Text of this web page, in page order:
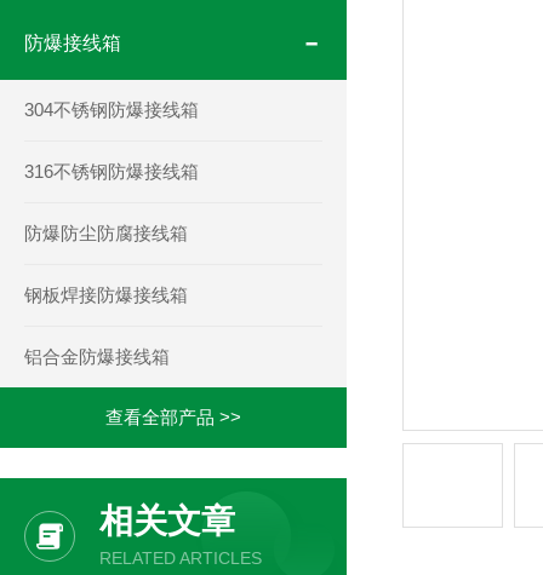
防爆接线箱
304不锈钢防爆接线箱
316不锈钢防爆接线箱
防爆防尘防腐接线箱
钢板焊接防爆接线箱
铝合金防爆接线箱
查看全部产品 >>
相关文章
RELATED ARTICLES